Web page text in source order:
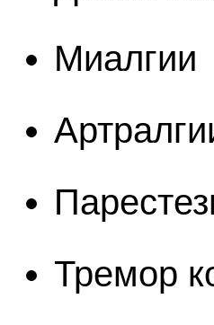
Миалгии
Тремор